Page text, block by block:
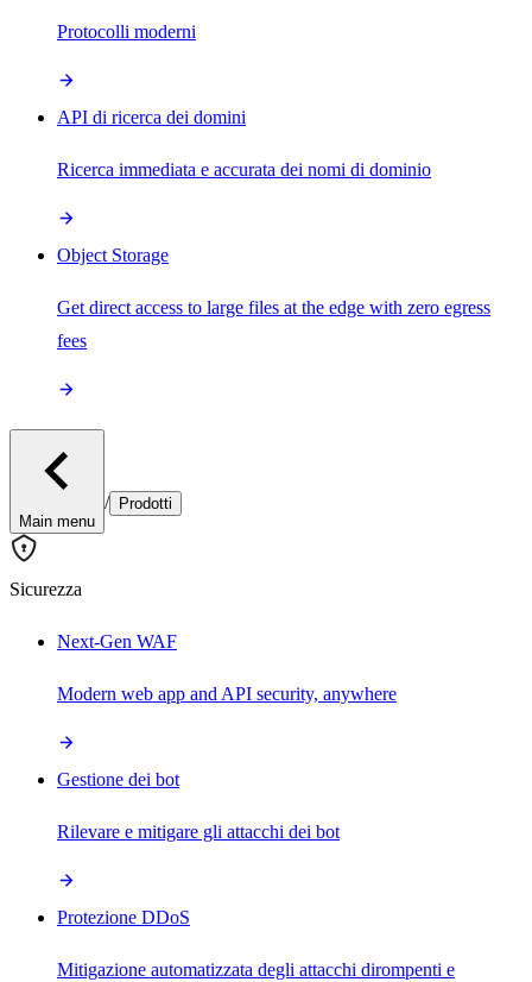
Protocolli moderni
API di ricerca dei domini
Ricerca immediata e accurata dei nomi di dominio
Object Storage
Get direct access to large files at the edge with zero egress
fees
Main menu
/ Prodotti
Sicurezza
Next-Gen WAF
Modern web app and API security, anywhere
Gestione dei bot
Rilevare e mitigare gli attacchi dei bot
Protezione DDoS
Mitigazione automatizzata degli attacchi dirompenti e